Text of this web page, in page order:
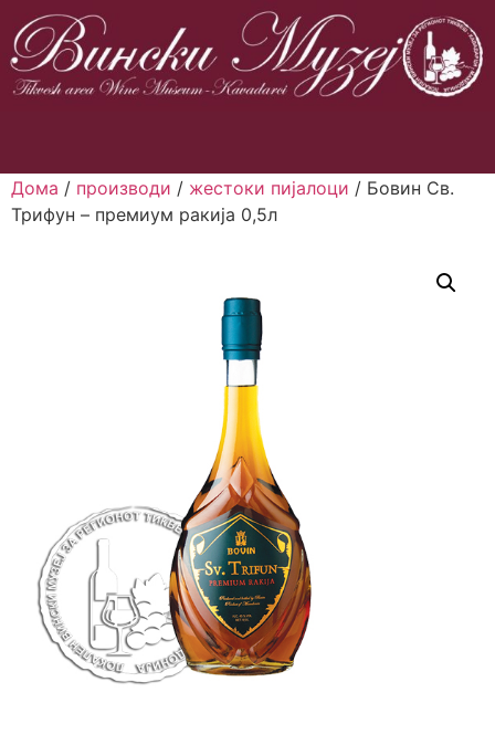
Дома / производи / жестоки пијалоци / Бовин Св.
Трифун – премиум ракија 0,5л